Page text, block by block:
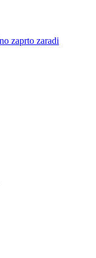
zaprto zaradi